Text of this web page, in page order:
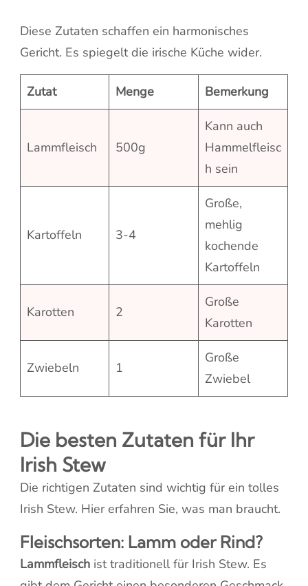
Diese Zutaten schaffen ein harmonisches
Gericht. Es spiegelt die irische Küche wider.
Zutat Menge Bemerkung
Lammfleisch 500g
Kann auch
Hammelfleisc
h sein
Kartoffeln 3-4
Große,
mehlig
kochende
Kartoffeln
Karotten 2
Große
Karotten
Zwiebeln 1
Große
Zwiebel
Die besten Zutaten für Ihr
Irish Stew
Die richtigen Zutaten sind wichtig für ein tolles
Irish Stew. Hier erfahren Sie, was man braucht.
Fleischsorten: Lamm oder Rind?
Lammfleisch ist traditionell für Irish Stew. Es